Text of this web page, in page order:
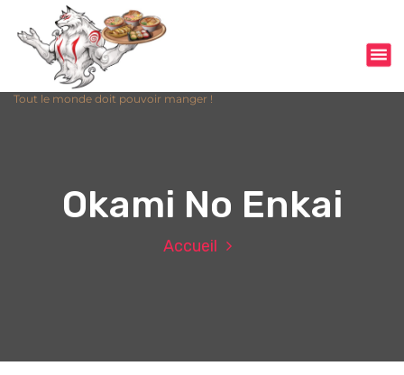
Tout le monde doit pouvoir manger !
Okami No Enkai
Accueil